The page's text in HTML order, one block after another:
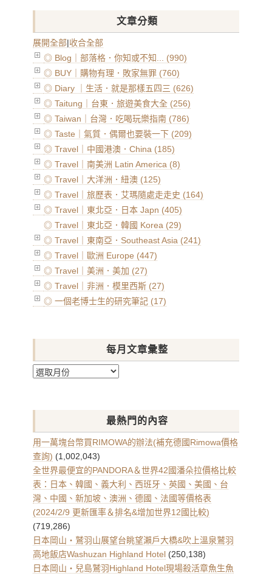
文章分類
展開全部|收合全部
◎ Blog｜部落格．你知或不知... (990)
◎ BUY｜購物有理．敗家無罪 (760)
◎ Diary ｜生活．就是那樣五四三 (626)
◎ Taitung｜台東．旅遊美食大全 (256)
◎ Taiwan｜台灣．吃喝玩樂指南 (786)
◎ Taste｜氣質．偶爾也要裝一下 (209)
◎ Travel｜中國港澳．China (185)
◎ Travel｜南美洲 Latin America (8)
◎ Travel｜大洋洲．紐澳 (125)
◎ Travel｜旅歷表．艾瑪隨處走走史 (164)
◎ Travel｜東北亞．日本 Japn (405)
◎ Travel｜東北亞．韓國 Korea (29)
◎ Travel｜東南亞．Southeast Asia (241)
◎ Travel｜歐洲 Europe (447)
◎ Travel｜美洲．美加 (27)
◎ Travel｜非洲．模里西斯 (27)
◎ 一個老博士生的研究筆記 (17)
每月文章彙整
每
章
整
最熱門的內容
用一萬塊台幣買RIMOWA的辦法(補充德國Rimowa價格
查詢) (1,002,043)
全世界最便宜的PANDORA＆世界42國潘朵拉價格比較
表：日本、韓國、義大利、西班牙、英國、美國、台
灣、中國、新加坡、澳洲、德國、法國等價格表
(2024/2/9 更新匯率＆排名&增加世界12國比較)
(719,286)
日本岡山・鷲羽山展望台眺望瀨戶大橋&吹上溫泉鷲羽
高地飯店Washuzan Highland Hotel (250,138)
日本岡山・兒島鷲羽Highland Hotel現場殺活章魚生魚